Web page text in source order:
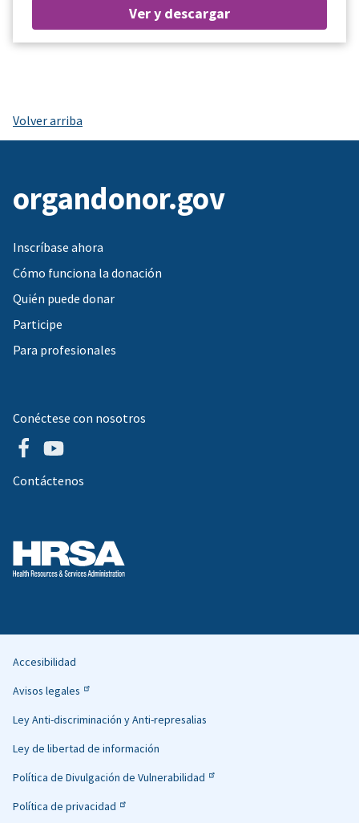
Ver y descargar
Volver arriba
organdonor.gov
Inscríbase ahora
Cómo funciona la donación
Quién puede donar
Participe
Para profesionales
Conéctese con nosotros
Contáctenos
Helpful
Links
Accesibilidad
Avisos legales
Ley Anti-discriminación y Anti-represalias
Ley de libertad de información
Política de Divulgación de Vulnerabilidad
Política de privacidad